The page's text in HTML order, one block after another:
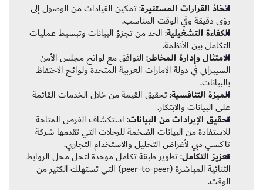
اتخاذ القرارات المستنيرة: تمكين القيادات من الوصول إلى
رؤى دقيقة وفي الوقت المناسب.
الكفاءة التشغيلية: الحد من تجزؤ البيانات وتبسيط عمليات
التكامل بين الأنظمة.
الامتثال وإدارة المخاطر: التوافق مع لوائح مجلس الأمن
السيبراني في دولة الإمارات العربية المتحدة ولوائح الاحتفاظ
بالبيانات.
الميزة التنافسية: تحقيق القيمة من خلال الخدمات القائمة
على البيانات والابتكار.
تحقيق الإيرادات من البيانات: استكشاف الفرص المتاحة
للاستفادة من البيانات الضخمة للرحلات التي تقدمها شركة
تاكسي دبي لأغراض التحليل والاستخدام التجاري.
تعزيز التكامل: تطوير طبقة تكامل موحدة لتحل محل الروابط
الثنائية المباشرة (peer‑to‑peer) التي تستهلك الكثير من
الوقت.